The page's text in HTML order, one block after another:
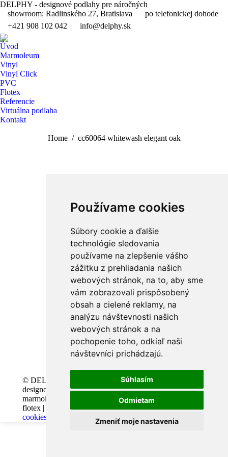
Používame cookies
Súbory cookie a ďalšie
technológie sledovania
používame na zlepšenie vášho
zážitku z prehliadania našich
webových stránok, na to, aby sme
vám zobrazovali prispôsobený
obsah a cielené reklamy, na
analýzu návštevnosti našich
webových stránok a na
pochopenie toho, odkiaľ naši
návštevníci prichádzajú.
Súhlasím
Odmietam
Zmeniť moje nastavenia
DELPHY - designové podlahy pre náročných
showroom: Radlinského 27, Bratislava
po telefonickej dohode
+421 908 102 042
info@delphy.sk
Úvod
Marmoleum
Vinyl
Vinyl Click
PVC
Flotex
Referencie
Virtuálna podlaha
Kontakt
You are here:
Home cc60064 whitewash elegant oak
© DELPHY, s.r.o. |
designové podlahy |
marmoleum, PVC, vinyl,
flotex |
Zmeniť predvoľby
cookies
Design and code
VICTORY-media.sk |
BESTwebhosting.sk |
12.11.2025